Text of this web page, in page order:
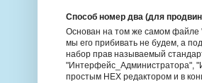
Способ номер два (для
Основан на том же самом файле
мы его прибивать не будем, а
набор прав называемый
"Интерфейс_Администратора",
простым HEX редактором и в